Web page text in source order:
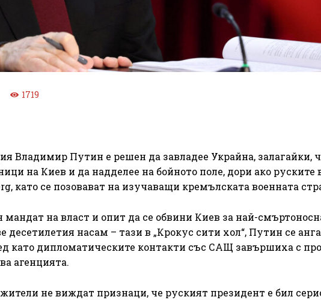
1719
Владимир Путин е решен да завладее Украйна, залагайки,
на Киев и да надделее на бойното поле, дори ако руските
като се позовават на изучаващи кремълската военната
на власт и опит да се обвини Киев за най-
десетилетия насам – тази в „Крокус сити хол“, Путин се
като дипломатическите контакти със САЩ завършиха с
агенцията.
не виждат признаци, че руският президент е бил